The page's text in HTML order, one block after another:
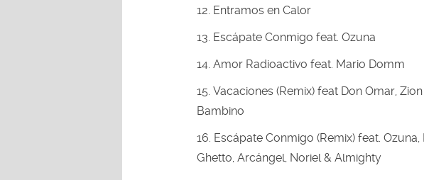
Entramos en Calor
Escápate Conmigo feat. Ozuna
Amor Radioactivo feat. Mario Domm
Vacaciones (Remix) feat Don Omar,
Bambino
Escápate Conmigo (Remix) feat. Ozuna,
Ghetto, Arcángel, Noriel & Almighty